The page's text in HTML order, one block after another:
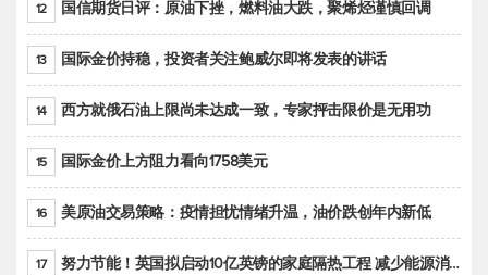
12 国信期货日评：原油下挫，燃料油大跌，聚烯烃谨慎回调
13 国际金价持稳，投资者关注鲍威尔即将发表的讲话
14 西方就俄石油上限尚未达成一致，专家抨击限价是无用功
15 国际金价上方阻力看向1758美元
16 美原油交易策略：疫情担忧情绪升温，油价跌创年内新低
17 努力节能！英国拟启动10亿英镑的家庭隔热工程 减少能源消耗